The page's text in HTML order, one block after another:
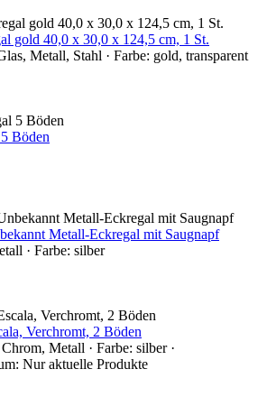
gold 40,0 x 30,0 x 124,5 cm, 1 St.
Metall, Stahl · Farbe: gold, transparent
Böden
Metall-Eckregal mit Saugnapf
· Farbe: silber
Verchromt, 2 Böden
Metall · Farbe: silber ·
Nur aktuelle Produkte